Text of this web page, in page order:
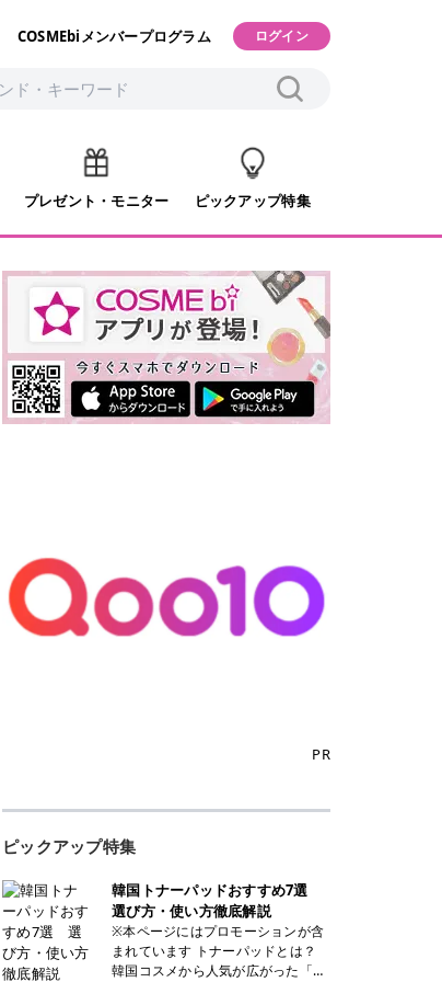
COSMEbiメンバープログラム ログイン
プレゼント・モニター ピックアップ特集
PR
ピックアップ特集
韓国トナーパッドおすすめ7選
選び方・使い方徹底解説
※本ページにはプロモーションが含
まれています トナーパッドとは？
韓国コスメから人気が広がった「ト